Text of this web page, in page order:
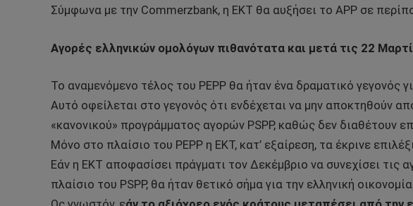
Σύμφωνα με την Commerzbank, η ΕΚΤ θα αυξήσει το APP σε
Αγορές ελληνικών ομολόγων πιθανότατα και μετά τις 22
Το αναμενόμενο τέλος του PEPP θα ήταν ένα δραματικό γεγονός
Αυτό οφείλεται στο γεγονός ότι ενδέχεται να μην αποκτηθούν
«κανονικού» προγράμματος αγορών PSPP, καθώς δεν διαθέτουν
Μόνο στο πλαίσιο του PEPP η ΕΚΤ, κατ’ εξαίρεση, τα έκρινε
Εάν η ΕΚΤ αποφασίσει πράγματι τον Δεκέμβριο να συνεχίσει τις
πλαίσιο του PSPP, θα ήταν θετικό σήμα για την ελληνική